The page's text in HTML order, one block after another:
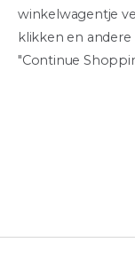
winkelwagentje
klikken en
"Continue